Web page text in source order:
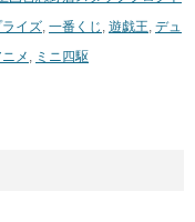
ライズ, 一番くじ , 遊戯王, デュ
メ , ミニ四駆